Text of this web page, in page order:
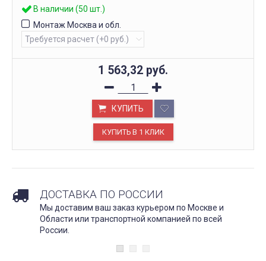
В наличии (50 шт.)
Монтаж Москва и обл.
1 563,32 руб.
КУПИТЬ
ДОСТАВКА ПО РОССИИ
Мы доставим ваш заказ курьером по Москве и
Области или транспортной компанией по всей
России.